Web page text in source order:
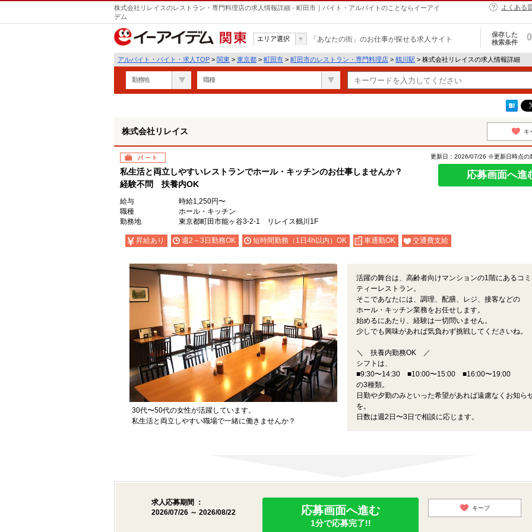
株式会社リレイスのレストラン・専門料理店の求人情報詳細 - 町田市｜バイト・アルバイトのことならイーアイ
デム
よくある
関東
エリア選択 「あなたの街」のお仕事が探せる求人サイト
保存した
検索条件
0
アルバイト・バイト・求人TOP > 関東 > 東京都 > 町田市 > 町田市のレストラン・専門料理店 > 鶴川駅 > 株式会社リレイスの求人情報詳細
勤務地 職種
株式会社リレイス キ
パート
私生活と両立しやすいレストランでホール・キッチンのお仕事しませんか？
経験不問 扶養内OK
更新日：2026/07/26 ※更新日時点の
応募画面へ進
給与
時給1,250円〜
職種
ホール・キッチン
勤務地
東京都町田市能ヶ谷3-2-1 リレイス鶴川1F
昇給あり 週2～3日勤務OK 短時間勤務（1日4h以内）OK 車通勤OK 交通費支給
30代〜50代の女性が活躍しています。
私生活と両立しやすい職場で一緒に働きませんか？
活躍の舞台は、高齢者向けマンションの1階にあるコ
ティーレストラン。
そこであなたには、調理、配膳、レジ、接客などの
ホール・キッチン業務をお任せします。
始めるにあたり、経験は一切問いません。
少しでも興味があれば気負わず挑戦してくださいね。
＼ 扶養内勤務OK ／
シフトは、
■9:30〜14:30 ■10:00〜15:00 ■16:00〜19:00
の3種類。
日勤や夕勤のみといった希望があれば遠慮なくお知ら
を。
日数は週2日〜3日で相談に応じます。
求人応募期間 ：
2026/07/26 ～ 2026/08/22
応募画面へ進む
1分で応募完了!!
キープ